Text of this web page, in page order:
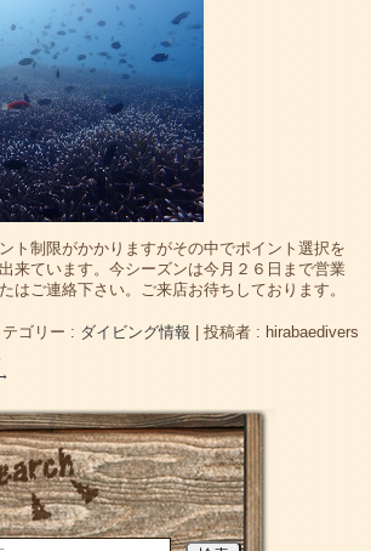
ト制限がかかりますがその中でポイント選択を
来ています。今シーズンは今月２６日まで営業
はご連絡下さい。ご来店お待ちしております。
テゴリー : ダイビング情報
投稿者 : hirabaedivers